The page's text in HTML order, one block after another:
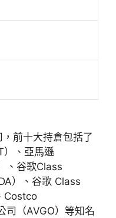
前十大持倉包括了
）、亞馬遜
、谷歌Class
）、谷歌 Class
Costco
司（AVGO）等知名